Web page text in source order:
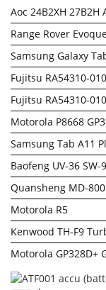
Aoc 24B2XH 27B2H
Range Rover
Samsung Galaxy
Fujitsu RA54310-
Fujitsu RA54310-
Motorola P8668
Samsung Tab A11
Baofeng UV-36 SW-
Quansheng MD-
Motorola R5
Kenwood TH-F9
Motorola GP328D+